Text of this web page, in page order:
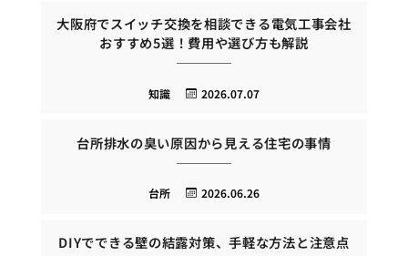
大阪府でスイッチ交換を相談できる電気工事会社
おすすめ5選！費用や選び方も解説
2026.07.07
知識
台所排水の臭い原因から見える住宅の事情
2026.06.26
台所
DIYでできる壁の結露対策、手軽な方法と注意点